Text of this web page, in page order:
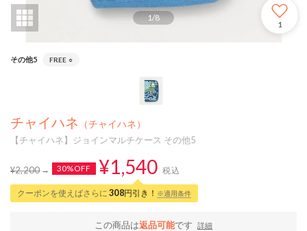
1/8
1
その他5 FREE ○
チャイハネ （チャイハネ）
【チャイハネ】ジョインマルチケース その他5
¥2,200 30%OFF ¥1,540 税込
クーポンを使えばさらに 308円引き！ ※適用条件
この商品は返品可能です
詳細